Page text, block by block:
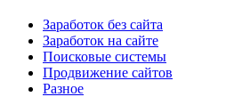
Заработок без сайта
Заработок на сайте
Поисковые системы
Продвижение сайтов
Разное